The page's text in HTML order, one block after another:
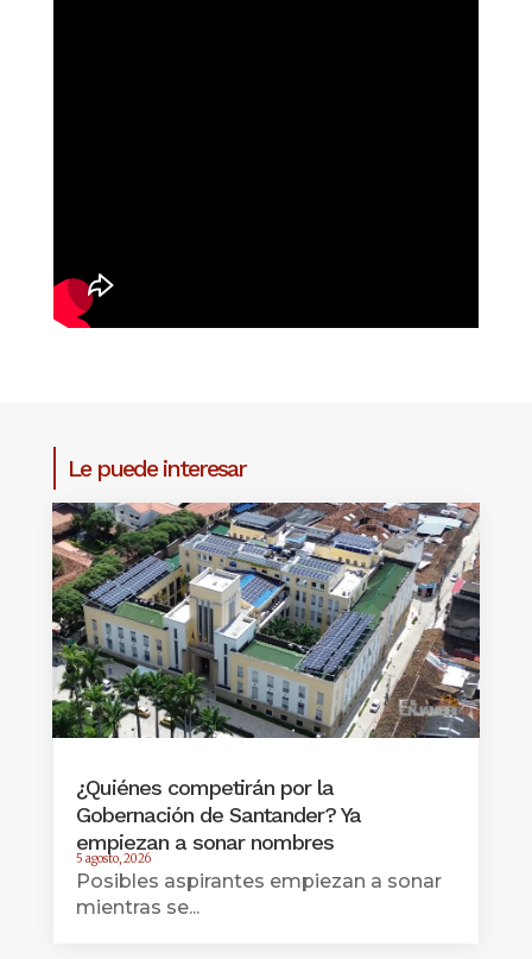
Le puede interesar
¿Quiénes competirán por la
Gobernación de Santander? Ya
empiezan a sonar nombres
5 agosto, 2026
Posibles aspirantes empiezan a sonar
mientras se...